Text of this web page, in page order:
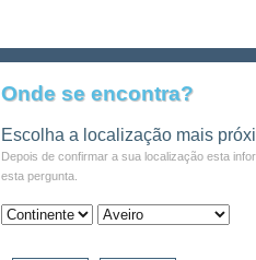
Onde se encontra?
Escolha a localização mais
Depois de confirmar a sua localização esta
esta pergunta.